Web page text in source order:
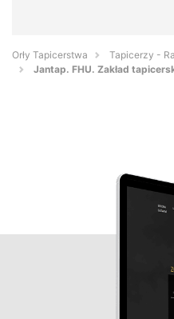
Orły Tapicerstwa
Tapicerzy -
Jantap. FHU. Zakład